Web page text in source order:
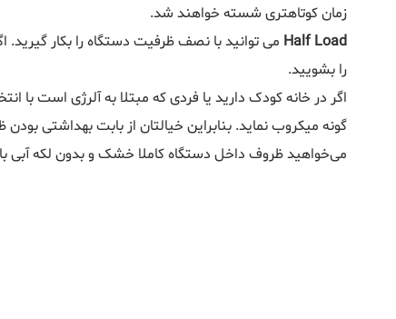
زمان کوتاهتری شسته خواهند شد.
Half Load می توانید با نصف ظرفیت دستگاه را بکار
را بشویید.
اگر در خانه کودک دارید یا فردی که مبتلا به آلرژی است با
گونه میکروب نماید. بنابراین خیالتان از بابت بهداشتی
می‌خواهید ظروف داخل دستگاه کاملا خشک و بدون لکه آبی